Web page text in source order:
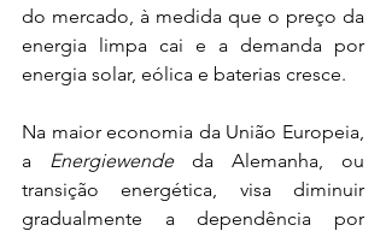
do mercado, à medida que o preço da
energia limpa cai e a demanda por
energia solar, eólica e baterias cresce.
Na maior economia da União Europeia,
a Energiewende da Alemanha, ou
transição energética, visa diminuir
gradualmente a dependência por